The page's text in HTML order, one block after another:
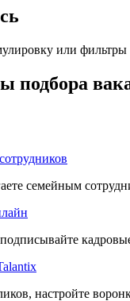
или фильтры
подбора
семейным
настройте